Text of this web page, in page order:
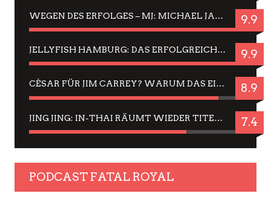
WEGEN DES ERFOLGES – MJ: MICHAEL JACKSON MUSICAL IN EINER MATINEE SEHEN 9.9
JELLYFISH HAMBURG: DAS ERFOLGREICHE SOMMER-MENÜ 2025 IN GEFÜHLEN UND BILDERN 9.9
CÉSAR FÜR JIM CARREY? WARUM DAS EINER DER NERVIGSTEN ACTORS IST UND BLEIBT 8.9
JING JING: IN-THAI RÄUMT WIEDER TITEL AB – EIN ZWEI-STUNDEN-ERLEBNISBERICHT 7.4
PODCAST FATAL ROYAL